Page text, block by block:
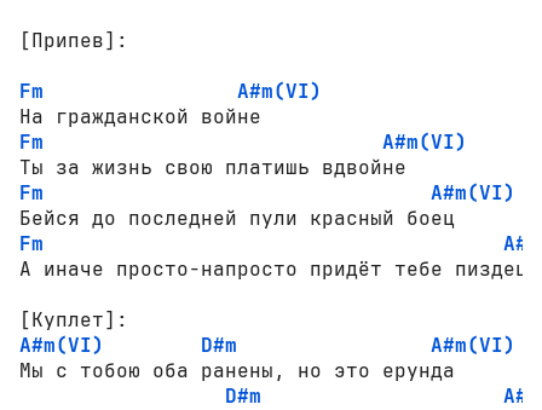
[Припев]:
Fm
A#m(VI)
Fm
A#m(VI)
Fm
A#m(VI)
Fm
[Куплет]:
A#m(VI)
D#m
A#m(VI)
Мы с тобою оба ранены, но это ерунда
D#m